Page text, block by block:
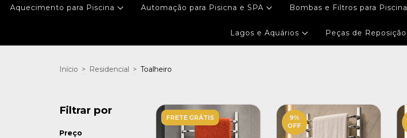
Aquecimento para Piscina Automação para Pisicna e SPA Bombas e Filtros para Piscina
Lagos e Aquários Peças de Reposição
Início > Residencial > Toalheiro
Filtrar por
Preço
FRETE GRÁTIS 9%
OFF